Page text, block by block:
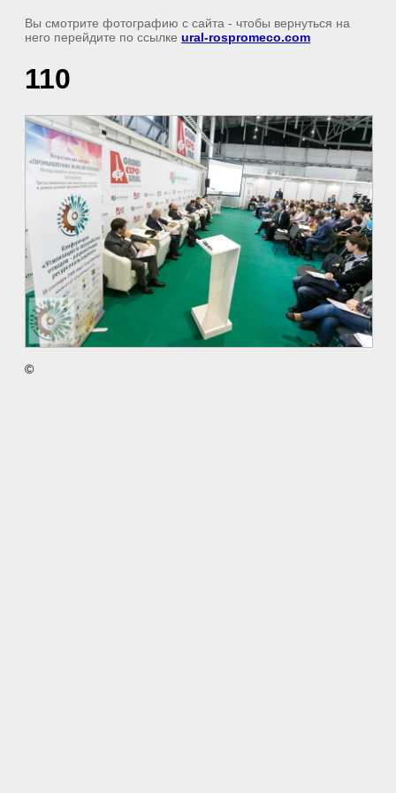
Вы смотрите фотографию с сайта - чтобы вернуться на
него перейдите по ссылке ural-rospromeco.com
110
©